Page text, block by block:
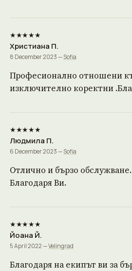
★★★★★
Христиана П.
8 December 2023 —Sofia
Професионално отношени
изключително коректни
★★★★★
Людмила П.
6 December 2023 —Sofia
Отлично и бързо обслужване.
Благодаря Ви.
★★★★★
Йоана Й.
5 April 2022 —Velingrad
Благодаря на екипът ви за